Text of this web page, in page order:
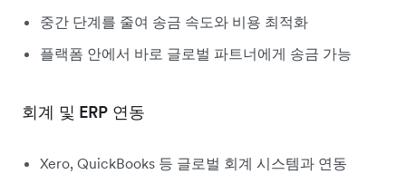
중간 단계를 줄여 송금 속도와 비용 최적화
플랙폼 안에서 바로 글로벌 파트너에게 송금 가능
회계 및 ERP 연동
Xero, QuickBooks 등 글로벌 회계 시스템과 연동